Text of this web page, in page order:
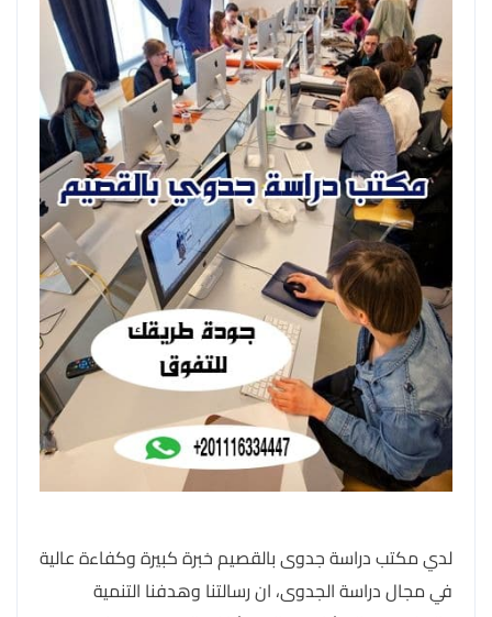
لدي مكتب دراسة جدوى بالقصيم خبرة كبيرة وكفاءة عالية
في مجال دراسة الجدوى، ان رسالتنا وهدفنا التنمية